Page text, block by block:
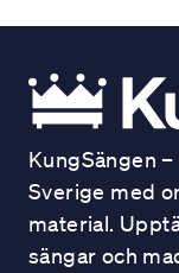
KungSängen
Sverige med
material.
sängar och